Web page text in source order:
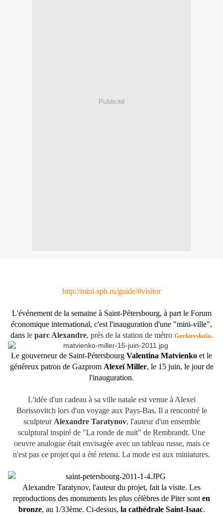
Publicité
http://mini-spb.ru/guide/#visitor
L'événement de la semaine à Saint-Pétersbourg, à part le Forum
économique international, c'est l'inauguration d'une "mini-ville",
dans le parc Alexandre, près de la station de métro Gorkovskaïa.
Le gouverneur de Saint-Pétersbourg Valentina Matvienko et le
généreux patron de Gazprom Alexeï Miller, le 15 juin, le jour de
l'inauguration.
L'idée d'un cadeau à sa ville natale est venue à Alexeï
Borissovitch lors d'un voyage aux Pays-Bas. Il a rencontré le
sculpteur Alexandre Taratynov, l'auteur d'un ensemble
sculptural inspiré de "La ronde de nuit" de Rembrandt. Une
oeuvre analogue était envisagée avec un tableau russe, mais ce
n'est pas ce projet qui a été retenu. La mode est aux miniatures.
Alexandre Taratynov, l'auteur du projet, fait la visite. Les
reproductions des monuments les plus célèbres de Piter sont en
bronze, au 1/33ème. Ci-dessus, la cathédrale Saint-Isaac.